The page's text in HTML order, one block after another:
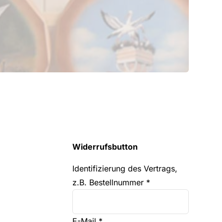
Widerrufsbutton
Identifizierung des Vertrags,
z.B. Bestellnummer *